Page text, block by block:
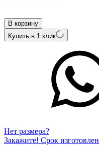
В корзину
Купить в 1 клик
Нет размера?
Закажите! Срок